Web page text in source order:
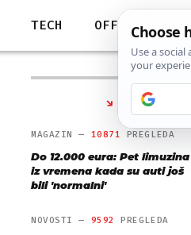
TECH OFF
NAJČITANIJE
MAGAZIN — 10871 PREGLEDA
Do 12.000 eura: Pet limuzina
iz vremena kada su auti još
bili 'normalni'
NOVOSTI — 9592 PREGLEDA